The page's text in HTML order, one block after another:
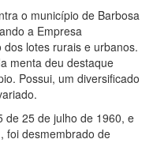
o município de Barbosa
a Empresa
lotes rurais e urbanos.
menta deu destaque
Possui, um diversificado
de 25 de julho de 1960, e
foi desmembrado de